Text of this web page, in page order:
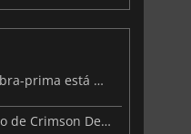
GTA VI: Para além dos atrasos, a obra-prima está quase a chegar
Pearl Abyss revela imagens de jogo de Crimson Desert para a PS5